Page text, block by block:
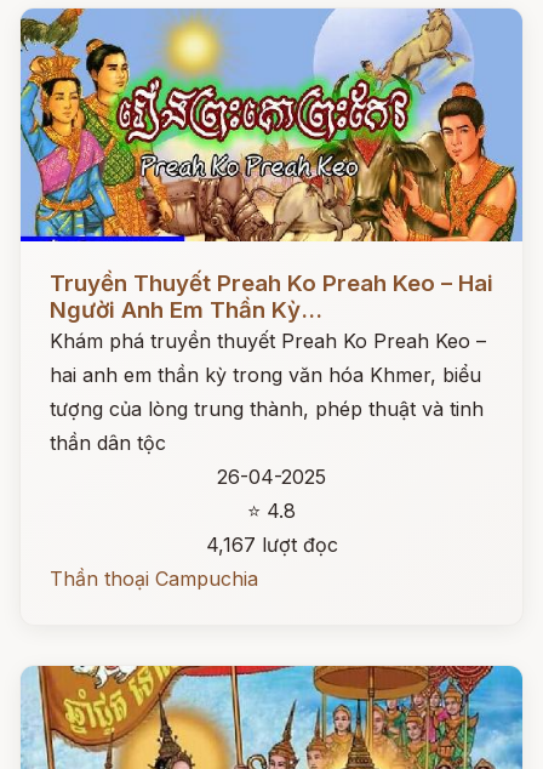
Đọc ngay
Truyền Thuyết Preah Ko Preah Keo – Hai
Người Anh Em Thần Kỳ...
Khám phá truyền thuyết Preah Ko Preah Keo –
hai anh em thần kỳ trong văn hóa Khmer, biểu
tượng của lòng trung thành, phép thuật và tinh
thần dân tộc
26-04-2025
⭐ 4.8
4,167 lượt đọc
Thần thoại Campuchia